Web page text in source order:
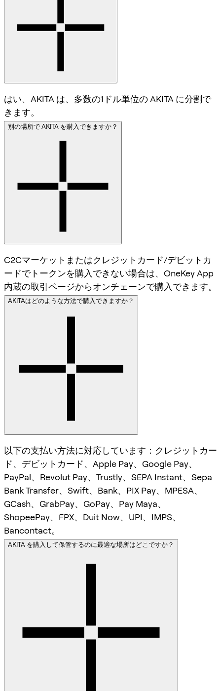
はい、AKITA は、多数の1ドル単位の AKITA に分割で
きます。
別の場所で AKITA を購入できますか？
C2Cマーケットまたはクレジットカード/デビットカ
ードでトークンを購入できない場合は、OneKey App
内蔵の取引ページからオンチェーンで購入できます。
AKITAはどのような方法で購入できますか？
以下の支払い方法に対応しています：クレジットカー
ド、デビットカード、Apple Pay、Google Pay、
PayPal、Revolut Pay、Trustly、SEPA Instant、Sepa
Bank Transfer、Swift、Bank、PIX Pay、MPESA、
GCash、GrabPay、GoPay、Pay Maya、
ShopeePay、FPX、Duit Now、UPI、IMPS、
Bancontact。
AKITA を購入して保管するのに最適な場所はどこですか？